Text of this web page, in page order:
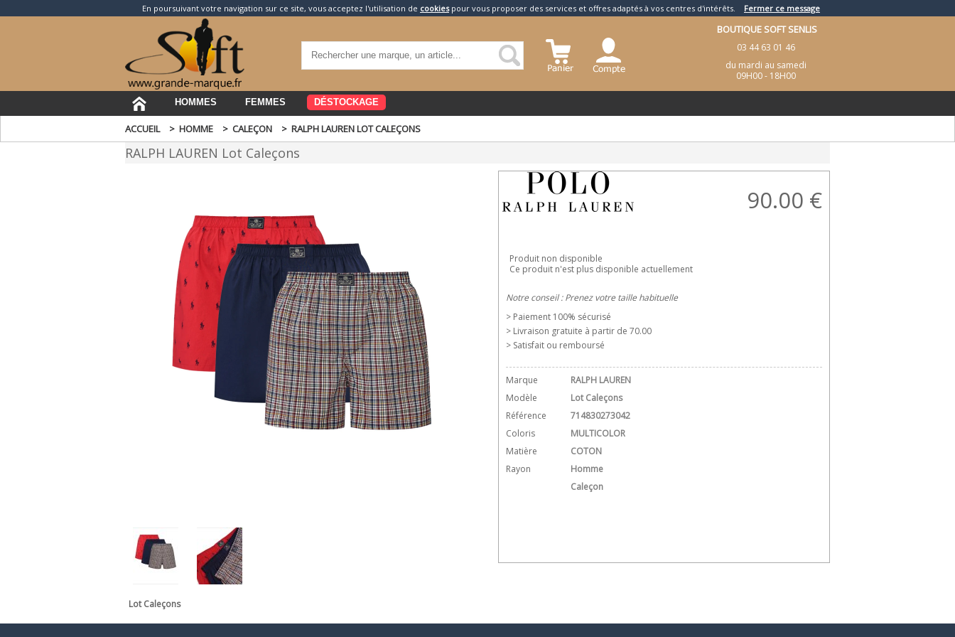
En poursuivant votre navigation sur ce site, vous acceptez l'utilisation de cookiespour vous proposer des services et offres adaptés à vos centres d'intérêts. Fermer ce message
BOUTIQUE SOFT SENLIS
03 44 63 01 46
du mardi au samedi
09H00 - 18H00
HOMMES FEMMES DÉSTOCKAGE
ACCUEIL > HOMME > CALEÇON > RALPH LAUREN LOT CALEÇONS
RALPH LAUREN Lot Caleçons
Lot Caleçons
90.00 €
Produit non disponible
Ce produit n'est plus disponible actuellement
Notre conseil : Prenez votre taille habituelle
> Paiement 100% sécurisé
> Livraison gratuite à partir de 70.00 
> Satisfait ou remboursé
Marque
RALPH LAUREN
Modèle
Lot Caleçons
Référence
714830273042
Coloris
MULTICOLOR
Matière
COTON
Rayon
Homme
Caleçon